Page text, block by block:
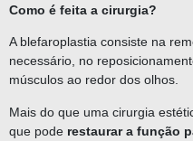
Como é feita a cirurgia?
A blefaroplastia consiste na
necessário, no
músculos ao redor dos olhos.
Mais do que uma cirurgia
que pode restaurar a função